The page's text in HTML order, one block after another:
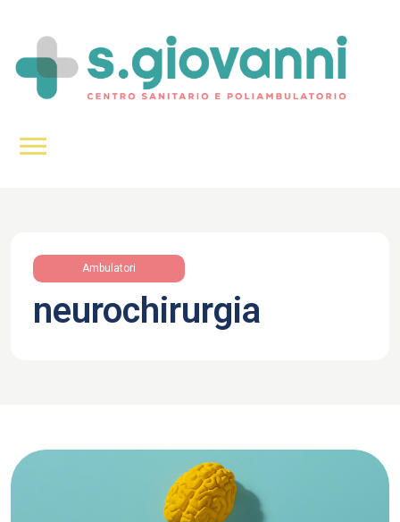
Ambulatori
neurochirurgia